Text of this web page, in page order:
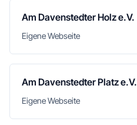
Am Davenstedter Holz e.V.
Eigene Webseite
Am Davenstedter Platz e.V.
Eigene Webseite